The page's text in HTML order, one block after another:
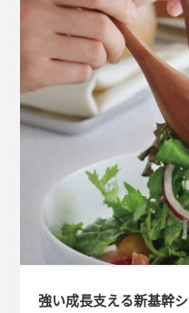
強い成⾧支える新基幹